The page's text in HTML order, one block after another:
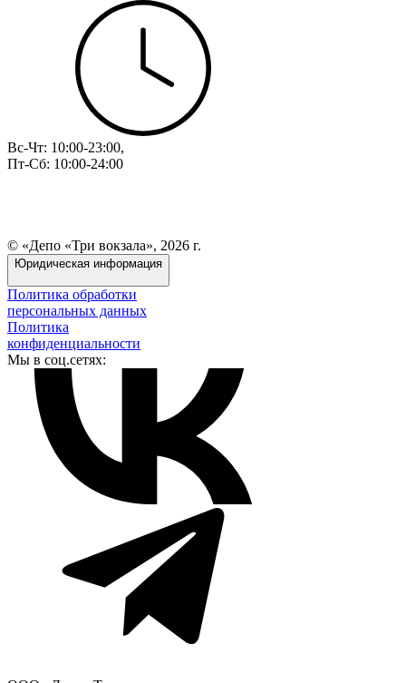
Вс-Чт: 10:00-23:00,
Пт-Сб: 10:00-24:00
© «Депо «Три вокзала», 2026 г.
Юридическая информация
Политика обработки
персональных данных
Политика
конфиденциальности
Мы в соц.сетях: